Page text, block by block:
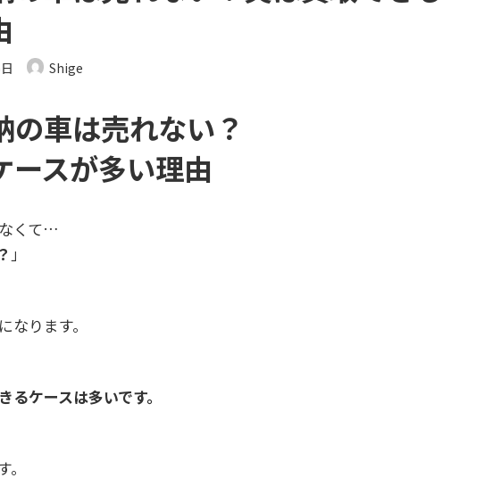
Shige
車は売れない？
ースが多い理由
くて…
」
なります。
ケースは多いです。